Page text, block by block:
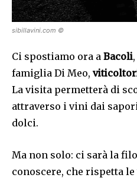
sibillavini.com ©
Ci spostiamo ora a Bacoli
famiglia Di Meo,
La visita permetterà di
attraverso i vini dai
dolci.
Ma non solo: ci sarà la
conoscere, che rispetta le